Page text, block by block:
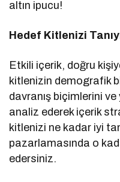
altın ipucu!
Hedef Kitlenizi
Etkili içerik, doğru
kitlenizin demografik
davranış biçimlerini ve
analiz ederek içerik
kitlenizi ne kadar iyi
pazarlamasında o
edersiniz.